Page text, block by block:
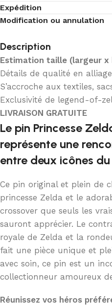
Expédition
Modification ou annulation
Description
Estimation taille (largeur x
Détails de qualité en
S’accroche aux textiles,
Exclusivité de legend-of-
LIVRAISON GRATUITE
Le pin Princesse
représente une
entre deux icônes
Ce pin original et plein de
princesse Zelda et le
crossover que seuls les
sauront apprécier. Le
royale de Zelda et la
fait une pièce unique et
avec soin, ce pin est un
collectionneur amoureux
Réunissez vos héros